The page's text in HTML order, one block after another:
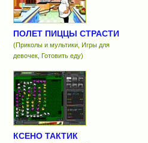
ПОЛЕТ ПИЦЦЫ СТРАСТИ
(Приколы и мультики, Игры для
девочек, Готовить еду)
КСЕНО ТАКТИК